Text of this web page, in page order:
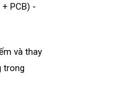
PCB) -
và thay
trong